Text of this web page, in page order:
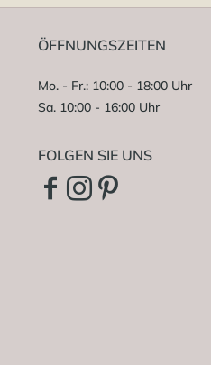
ÖFFNUNGSZEITEN
Mo. - Fr.: 10:00 - 18:00 Uhr
Sa. 10:00 - 16:00 Uhr
FOLGEN SIE UNS